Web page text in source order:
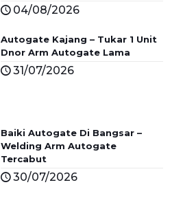
04/08/2026
Autogate Kajang – Tukar 1 Unit
Dnor Arm Autogate Lama
31/07/2026
Baiki Autogate Di Bangsar –
Welding Arm Autogate
Tercabut
30/07/2026